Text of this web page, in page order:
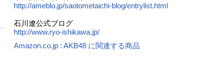
http://ameblo.jp/saotometaichi-blog/entrylist.html
石川遼公式ブログ
http://www.ryo-ishikawa.jp/
Amazon.co.jp : AKB48 に関連する商品